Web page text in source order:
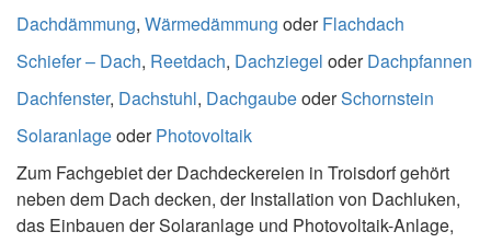
Dachdämmung, Wärmedämmung oderFlachdach
Schiefer – Dach, Reetdach, Dachziegel oderDachpfannen
Dachfenster, Dachstuhl, DachgaubeoderSchornstein
SolaranlageoderPhotovoltaik
Zum Fachgebiet der Dachdeckereien in Troisdorf gehört
neben dem Dach decken, der Installation von Dachluken,
das Einbauen der Solaranlage und Photovoltaik-Anlage,